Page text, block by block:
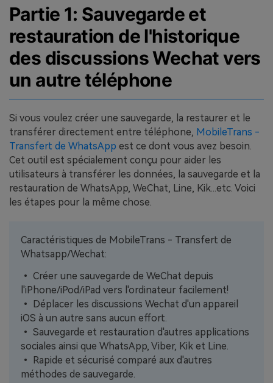
Partie 1: Sauvegarde et
restauration de l'historique
des discussions Wechat vers
un autre téléphone
Si vous voulez créer une sauvegarde, la restaurer et le
transférer directement entre téléphone, MobileTrans -
Transfert de WhatsApp est ce dont vous avez besoin.
Cet outil est spécialement conçu pour aider les
utilisateurs à transférer les données, la sauvegarde et la
restauration de WhatsApp, WeChat, Line, Kik...etc. Voici
les étapes pour la même chose.
Caractéristiques de MobileTrans - Transfert de
Whatsapp/Wechat:
• Créer une sauvegarde de WeChat depuis
l'iPhone/iPod/iPad vers l'ordinateur facilement!
• Déplacer les discussions Wechat d'un appareil
iOS à un autre sans aucun effort.
• Sauvegarde et restauration d'autres applications
sociales ainsi que WhatsApp, Viber, Kik et Line.
• Rapide et sécurisé comparé aux d'autres
méthodes de sauvegarde.